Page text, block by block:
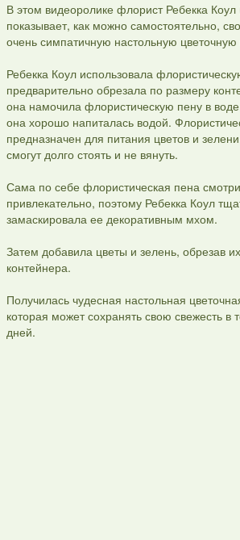
В этом видеоролике флорист Ребекка
показывает, как можно самостоятельно,
очень симпатичную настольную
Ребекка Коул использовала
предварительно обрезала по размеру
она намочила флористическую пену в
она хорошо напиталась водой.
предназначен для питания цветов и
смогут долго стоять и не вянуть.
Сама по себе флористическая пена
привлекательно, поэтому Ребекка Коул
замаскировала ее декоративным мхом.
Затем добавила цветы и зелень, обрезав
контейнера.
Получилась чудесная настольная
которая может сохранять свою свежесть в
дней.